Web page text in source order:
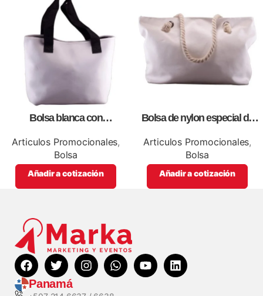
Bolsa blanca con
promocionales
Articulos Promocionales,
Bolsa
Añadir a cotización
Bolsa de nylon especial de
con impresión full color.
Articulos Promocionales,
Bolsa
Añadir a cotización
Panamá